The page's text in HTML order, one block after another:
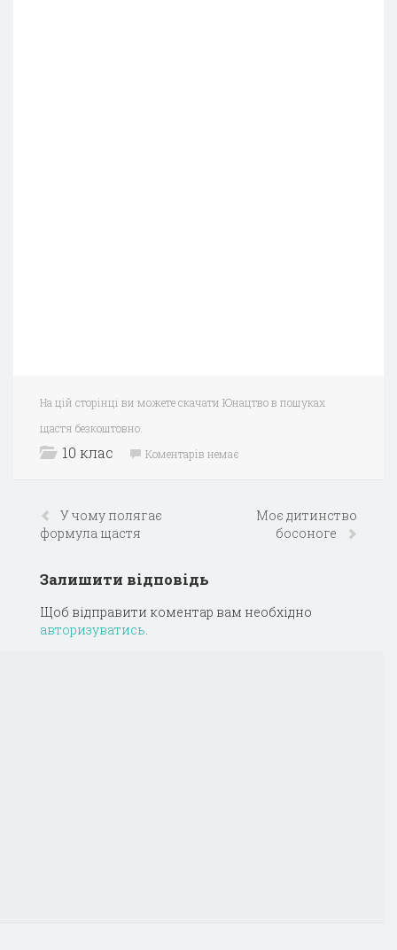
На цій сторінці ви можете скачати Юнацтво в пошуках
щастя безкоштовно.
10 клас Коментарів немає
У чому полягає
формула щастя
Моє дитинство
босоноге
Залишити відповідь
Щоб відправити коментар вам необхідно
авторизуватись.